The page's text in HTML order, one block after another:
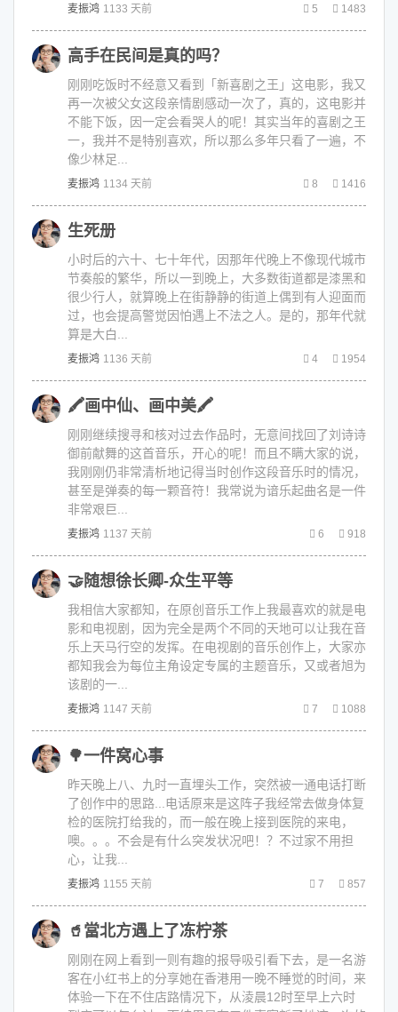
麦振鸿 1133 天前 5 1483
高手在民间是真的吗？
刚刚吃饭时不经意又看到「新喜剧之王」这电影，我又
再一次被父女这段亲情剧感动一次了，真的，这电影并
不能下饭，因一定会看哭人的呢！其实当年的喜剧之王
一，我并不是特别喜欢，所以那么多年只看了一遍，不
像少林足...
麦振鸿 1134 天前 8 1416
生死册
小时后的六十、七十年代，因那年代晚上不像现代城市
节奏般的繁华，所以一到晚上，大多数街道都是漆黑和
很少行人，就算晚上在街静静的街道上偶到有人迎面而
过，也会提高警觉因怕遇上不法之人。是的，那年代就
算是大白...
麦振鸿 1136 天前 4 1954
🖍画中仙、画中美🖍
刚刚继续搜寻和核对过去作品时，无意间找回了刘诗诗
御前献舞的这首音乐，开心的呢！而且不瞒大家的说，
我刚刚仍非常清析地记得当时创作这段音乐时的情况，
甚至是弹奏的每一颗音符！我常说为谙乐起曲名是一件
非常艰巨...
麦振鸿 1137 天前 6 918
🤝随想徐长卿-众生平等
我相信大家都知，在原创音乐工作上我最喜欢的就是电
影和电视剧，因为完全是两个不同的天地可以让我在音
乐上天马行空的发挥。在电视剧的音乐创作上，大家亦
都知我会为每位主角设定专属的主题音乐，又或者旭为
该剧的一...
麦振鸿 1147 天前 7 1088
🌳一件窝心事
昨天晚上八、九时一直埋头工作，突然被一通电话打断
了创作中的思路...电话原来是这阵子我经常去做身体复
检的医院打给我的，而一般在晚上接到医院的来电，
噢。。。不会是有什么突发状况吧！？不过家不用担
心，让我...
麦振鸿 1155 天前 7 857
🥤當北方遇上了冻柠茶
刚刚在网上看到一则有趣的报导吸引看下去，是一名游
客在小红书上的分享她在香港用一晚不睡觉的时间，来
体验一下在不住店路情况下，从淩晨12时至早上六时